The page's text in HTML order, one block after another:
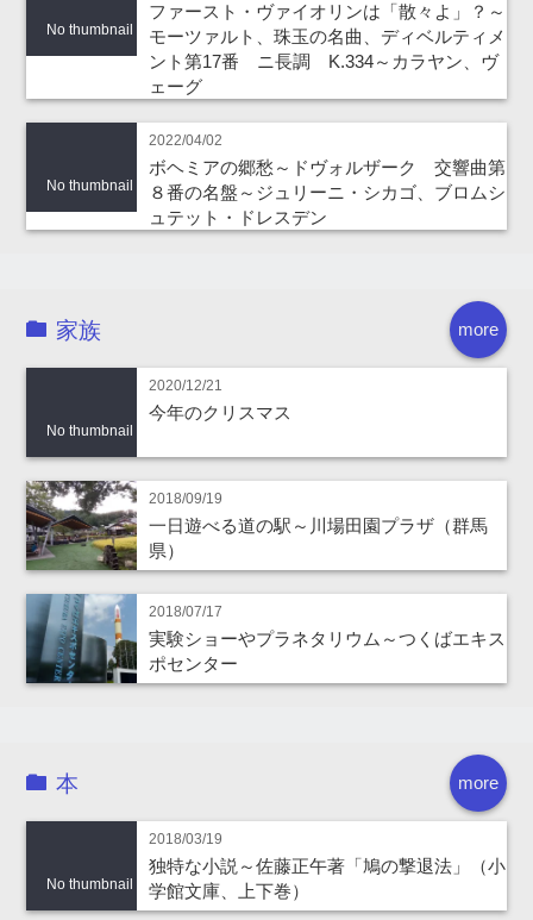
No thumbnail
ファースト・ヴァイオリンは「散々よ」？～
モーツァルト、珠玉の名曲、ディベルティメ
ント第17番 ニ長調 K.334～カラヤン、ヴ
ェーグ
No thumbnail
2022/04/02
ボヘミアの郷愁～ドヴォルザーク 交響曲第
８番の名盤～ジュリーニ・シカゴ、ブロムシ
ュテット・ドレスデン
more
家族
No thumbnail
2020/12/21
今年のクリスマス
2018/09/19
一日遊べる道の駅～川場田園プラザ（群馬
県）
2018/07/17
実験ショーやプラネタリウム～つくばエキス
ポセンター
more
本
No thumbnail
2018/03/19
独特な小説～佐藤正午著「鳩の撃退法」（小
学館文庫、上下巻）